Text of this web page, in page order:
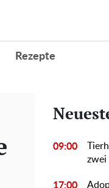
Rezepte
09:00
zwei
17:00